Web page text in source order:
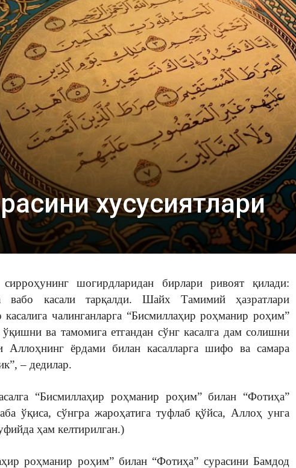
ВАКИЛЛИГИ
хусусиятлари
шогирдларидан бирлари ривоят қилади:
вабо касали тарқалди. Шайх Тамимий ҳазратлари
чалинганларга “Бисмиллаҳир роҳманир роҳим”
ва тамомига етгандан сўнг касалга дам солишни
ёрдами билан касалларга шифо ва самара
– дедилар.
“Бисмиллаҳир роҳманир роҳим” билан “Фотиҳа”
ўқиса, сўнгра жароҳатига туфлаб қўйса, Аллоҳ унга
ҳам келтирилган.)
роҳманир роҳим” билан “Фотиҳа” сурасини Бамдод